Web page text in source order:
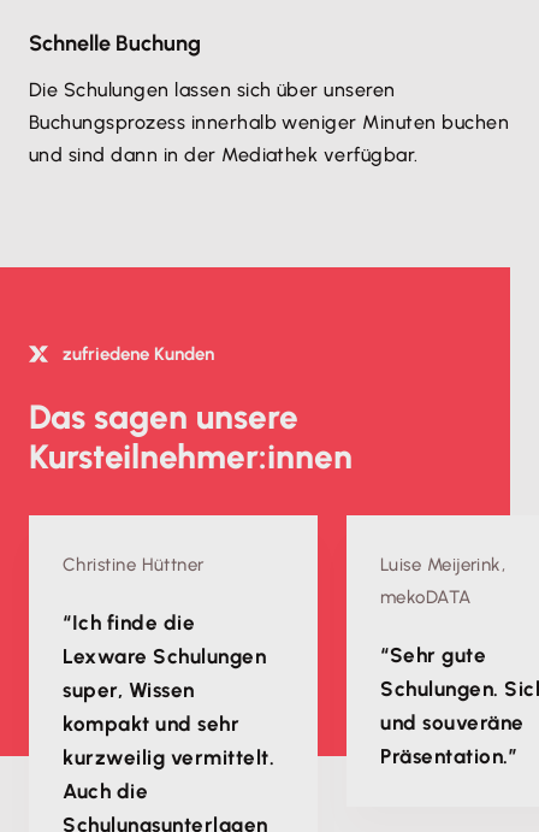
Schnelle Buchung
Die Schulungen lassen sich über unseren
Buchungsprozess innerhalb weniger Minuten buchen
und sind dann in der Mediathek verfügbar.
zufriedene Kunden
Das sagen unsere
Kursteilnehmer:innen
Christine Hüttner
“Ich finde die
Lexware Schulungen
super, Wissen
kompakt und sehr
kurzweilig vermittelt.
Auch die
Schulungsunterlagen
Luise Meijerink,
mekoDATA
“Sehr gute
Schulungen.
und souveräne
Präsentation.”